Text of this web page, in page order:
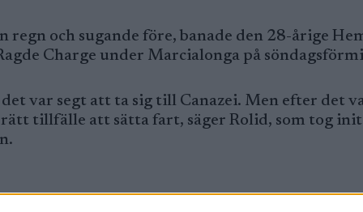
och sugande före, banade den 28-årige
Charge under Marcialonga på
var segt att ta sig till Canazei. Men efter det
tillfälle att sätta fart, säger Rolid, som tog